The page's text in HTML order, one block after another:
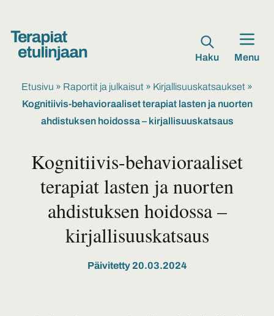
Haku Menu
Etusivu » Raportit ja julkaisut » Kirjallisuuskatsaukset »
Kognitiivis-behavioraaliset terapiat lasten ja nuorten
ahdistuksen hoidossa – kirjallisuuskatsaus
Kognitiivis-behavioraaliset
terapiat lasten ja nuorten
ahdistuksen hoidossa –
kirjallisuuskatsaus
Päivitetty 20.03.2024